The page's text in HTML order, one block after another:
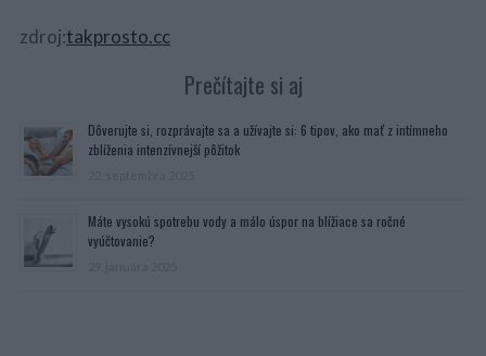
zdroj:takprosto.cc
Prečítajte si aj
Dôverujte si, rozprávajte sa a užívajte si: 6 tipov, ako mať z intímneho
zblíženia intenzívnejší pôžitok
Máte vysokú spotrebu vody a málo úspor na blížiace sa ročné
vyúčtovanie?